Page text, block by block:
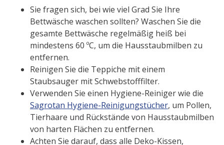
Sie fragen sich, bei wie viel Grad Sie Ihre
Bettwäsche waschen sollten? Waschen Sie die
gesamte Bettwäsche regelmäßig heiß bei
mindestens 60 ºC, um die Hausstaubmilben zu
entfernen.
Reinigen Sie die Teppiche mit einem
Staubsauger mit Schwebstofffilter.
Verwenden Sie einen Hygiene-Reiniger wie die
Sagrotan Hygiene-Reinigungstücher, um Pollen,
Tierhaare und Rückstände von Hausstaubmilben
von harten Flächen zu entfernen.
Achten Sie darauf, dass alle Deko-Kissen,